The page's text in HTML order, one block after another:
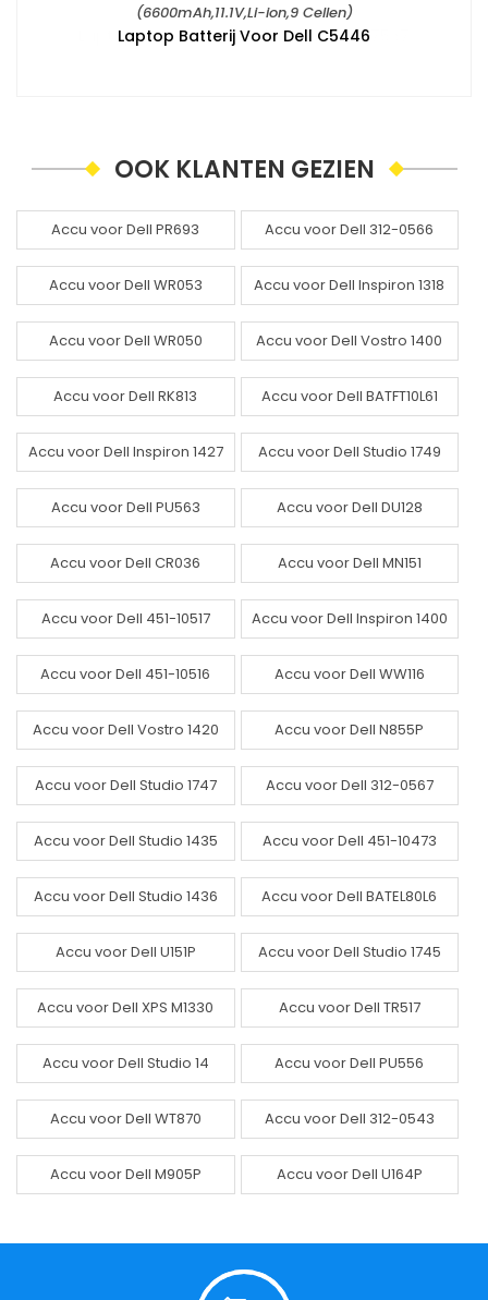
(6600mAh,11.1V,Li-ion,9 Cellen)
Laptop Batterij Voor Dell C5446
OOK KLANTEN GEZIEN
Accu voor Dell PR693 Accu voor Dell 312-0566
Accu voor Dell WR053 Accu voor Dell Inspiron 1318
Accu voor Dell WR050 Accu voor Dell Vostro 1400
Accu voor Dell RK813 Accu voor Dell BATFT10L61
Accu voor Dell Inspiron 1427 Accu voor Dell Studio 1749
Accu voor Dell PU563 Accu voor Dell DU128
Accu voor Dell CR036 Accu voor Dell MN151
Accu voor Dell 451-10517 Accu voor Dell Inspiron 1400
Accu voor Dell 451-10516 Accu voor Dell WW116
Accu voor Dell Vostro 1420 Accu voor Dell N855P
Accu voor Dell Studio 1747 Accu voor Dell 312-0567
Accu voor Dell Studio 1435 Accu voor Dell 451-10473
Accu voor Dell Studio 1436 Accu voor Dell BATEL80L6
Accu voor Dell U151P Accu voor Dell Studio 1745
Accu voor Dell XPS M1330 Accu voor Dell TR517
Accu voor Dell Studio 14 Accu voor Dell PU556
Accu voor Dell WT870 Accu voor Dell 312-0543
Accu voor Dell M905P Accu voor Dell U164P